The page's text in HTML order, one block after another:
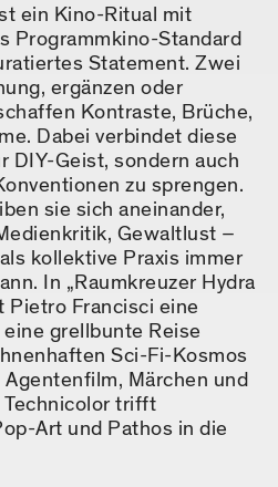
ein Kino-Ritual mit
Programmkino-Standard
Statement. Zwei
ergänzen oder
Kontraste, Brüche,
Dabei verbindet diese
DIY-Geist, sondern auch
zu sprengen.
sie sich aneinander,
Gewaltlust –
kollektive Praxis immer
In „Raumkreuzer Hydra
Pietro Francisci eine
grellbunte Reise
Sci-Fi-Kosmos
Märchen und
trifft
Art und Pathos in die